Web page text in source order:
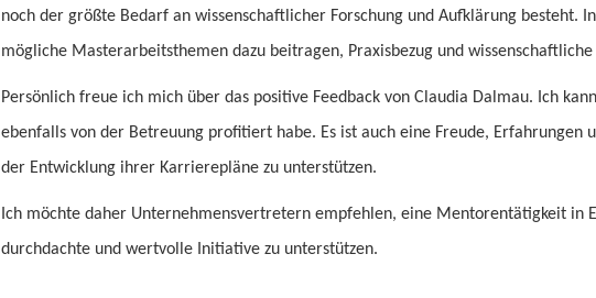
noch der größte Bedarf an wissenschaftlicher Forschung und Aufklärung besteht.
mögliche Masterarbeitsthemen dazu beitragen, Praxisbezug und
Persönlich freue ich mich über das positive Feedback von Claudia Dalmau. Ich
ebenfalls von der Betreuung profitiert habe. Es ist auch eine Freude, Erfahrungen
der Entwicklung ihrer Karrierepläne zu unterstützen.
Ich möchte daher Unternehmensvertretern empfehlen, eine Mentorentätigkeit in
durchdachte und wertvolle Initiative zu unterstützen.